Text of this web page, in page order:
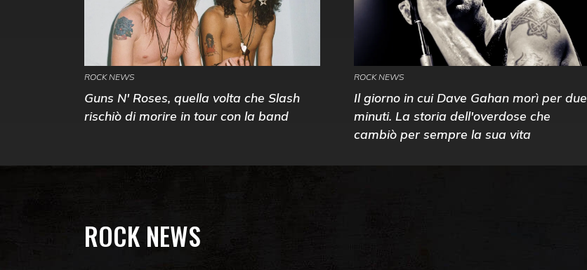
ROCK NEWS
Guns N' Roses, quella volta che Slash
rischiò di morire in tour con la band
ROCK NEWS
Il giorno in cui Dave Gahan morì per due
minuti. La storia dell'overdose che
cambiò per sempre la sua vita
ROCK NEWS